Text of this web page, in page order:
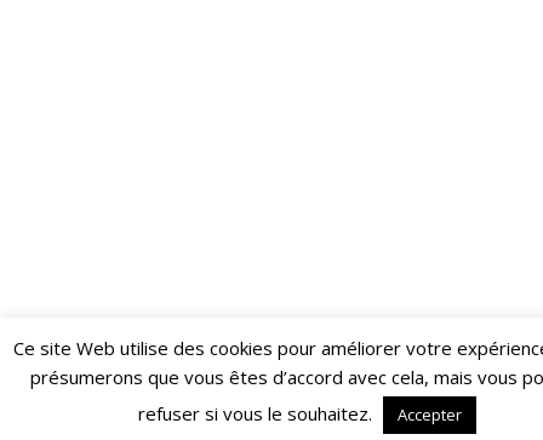
Restez informé·e des dernières actualités du Poing !
ABONNEZ-VOUS À LA NEWSLETTER
Ce site Web utilise des cookies pour améliorer votre
présumerons que vous êtes d’accord avec cela, mais vous
refuser si vous le souhaitez.
Accepter